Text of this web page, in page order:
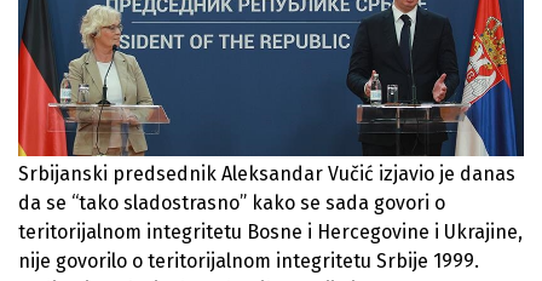
Srbijanski predsednik Aleksandar Vučić izjavio je danas
da se “tako sladostrasno” kako se sada govori o
teritorijalnom integritetu Bosne i Hercegovine i Ukrajine,
nije govorilo o teritorijalnom integritetu Srbije 1999.